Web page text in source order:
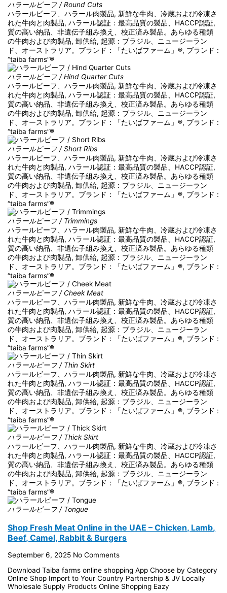
ハラールビーフ / Round Cuts
ハラールビーフ、ハラール肉製品, 新鮮な牛肉、冷蔵および冷凍さ
れた牛肉と肉製品, ハラール認証：最高品質の製品、HACCP認証,
質の高い納品、非遺伝子組み換え、校正済み製品。あらゆる種類
の牛肉および肉製品, 卸供給, 起源：ブラジル、ニュージーラン
ド、オーストラリア。ブランド：「たいばファーム」®, ブランド :
“taiba farms”®
ハラールビーフ / Hind Quarter Cuts
ハラールビーフ、ハラール肉製品, 新鮮な牛肉、冷蔵および冷凍さ
れた牛肉と肉製品, ハラール認証：最高品質の製品、HACCP認証,
質の高い納品、非遺伝子組み換え、校正済み製品。あらゆる種類
の牛肉および肉製品, 卸供給, 起源：ブラジル、ニュージーラン
ド、オーストラリア。ブランド：「たいばファーム」®, ブランド :
“taiba farms”®
ハラールビーフ / Short Ribs
ハラールビーフ、ハラール肉製品, 新鮮な牛肉、冷蔵および冷凍さ
れた牛肉と肉製品, ハラール認証：最高品質の製品、HACCP認証,
質の高い納品、非遺伝子組み換え、校正済み製品。あらゆる種類
の牛肉および肉製品, 卸供給, 起源：ブラジル、ニュージーラン
ド、オーストラリア。ブランド：「たいばファーム」®, ブランド :
“taiba farms”®
ハラールビーフ / Trimmings
ハラールビーフ、ハラール肉製品, 新鮮な牛肉、冷蔵および冷凍さ
れた牛肉と肉製品, ハラール認証：最高品質の製品、HACCP認証,
質の高い納品、非遺伝子組み換え、校正済み製品。あらゆる種類
の牛肉および肉製品, 卸供給, 起源：ブラジル、ニュージーラン
ド、オーストラリア。ブランド：「たいばファーム」®, ブランド :
“taiba farms”®
ハラールビーフ / Cheek Meat
ハラールビーフ、ハラール肉製品, 新鮮な牛肉、冷蔵および冷凍さ
れた牛肉と肉製品, ハラール認証：最高品質の製品、HACCP認証,
質の高い納品、非遺伝子組み換え、校正済み製品。あらゆる種類
の牛肉および肉製品, 卸供給, 起源：ブラジル、ニュージーラン
ド、オーストラリア。ブランド：「たいばファーム」®, ブランド :
“taiba farms”®
ハラールビーフ / Thin Skirt
ハラールビーフ、ハラール肉製品, 新鮮な牛肉、冷蔵および冷凍さ
れた牛肉と肉製品, ハラール認証：最高品質の製品、HACCP認証,
質の高い納品、非遺伝子組み換え、校正済み製品。あらゆる種類
の牛肉および肉製品, 卸供給, 起源：ブラジル、ニュージーラン
ド、オーストラリア。ブランド：「たいばファーム」®, ブランド :
“taiba farms”®
ハラールビーフ / Thick Skirt
ハラールビーフ、ハラール肉製品, 新鮮な牛肉、冷蔵および冷凍さ
れた牛肉と肉製品, ハラール認証：最高品質の製品、HACCP認証,
質の高い納品、非遺伝子組み換え、校正済み製品。あらゆる種類
の牛肉および肉製品, 卸供給, 起源：ブラジル、ニュージーラン
ド、オーストラリア。ブランド：「たいばファーム」®, ブランド :
“taiba farms”®
ハラールビーフ / Tongue
Shop Fresh Meat Online in the UAE – Chicken, Lamb,
Beef, Camel, Rabbit & Burgers
September 6, 2025 No Comments
Download Taiba farms online shopping App Choose by Category
Online Shop Import to Your Country Partnership & JV Locally
Wholesale Supply Products Online Shopping Eazy